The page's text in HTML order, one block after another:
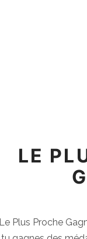
LE
Le Plus Proche